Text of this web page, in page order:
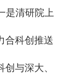
是清研院上
合科创推送
与深大、